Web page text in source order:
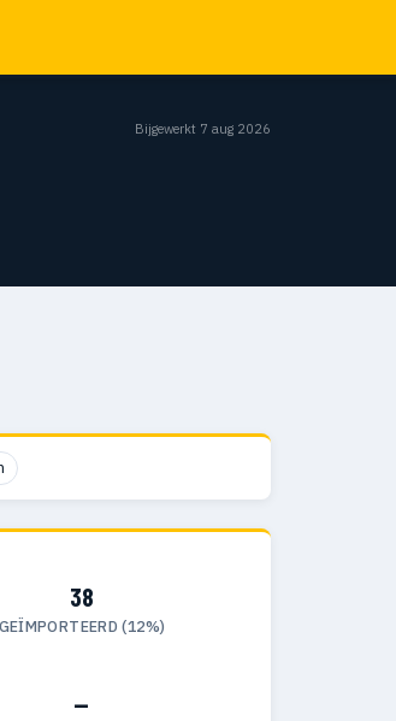
Bijgewerkt 7 aug 2026
38
GEÏMPORTEERD (12%)
—